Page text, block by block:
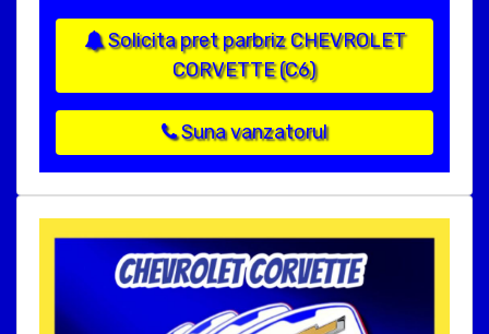
Solicita pret parbriz CHEVROLET
CORVETTE (C6)
Suna vanzatorul